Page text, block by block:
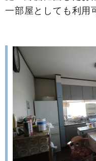
一部屋としても利用